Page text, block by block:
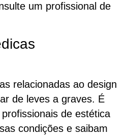
um profissional de
relacionadas ao design
de leves a graves. É
de estética
condições e saibam